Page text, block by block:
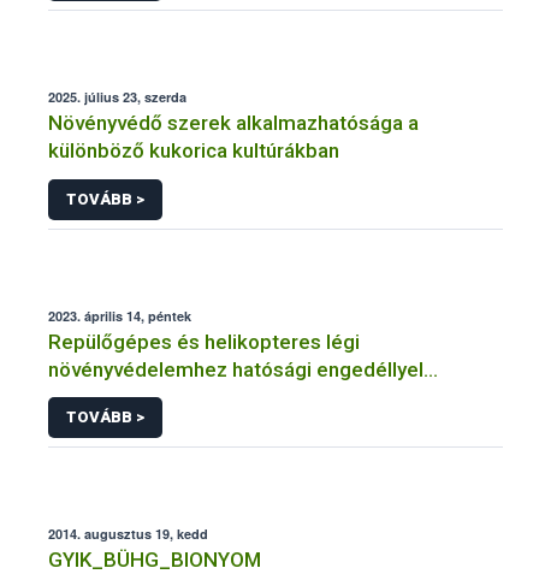
2025. július 23, szerda
Növényvédő szerek alkalmazhatósága a
különböző kukorica kultúrákban
TOVÁBB >
2023. április 14, péntek
Repülőgépes és helikopteres légi
növényvédelemhez hatósági engedéllyel
rendelkező szervezetek
TOVÁBB >
2014. augusztus 19, kedd
GYIK_BÜHG_BIONYOM